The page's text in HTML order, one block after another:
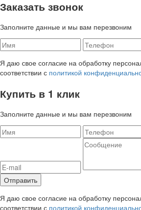
Заказать звонок
Заполните данные и мы вам перезвоним
Я даю свое согласие на обработку
соответствии с политикой
Купить в 1 клик
Заполните данные и мы вам перезвоним
Я даю свое согласие на обработку
соответствии с политикой